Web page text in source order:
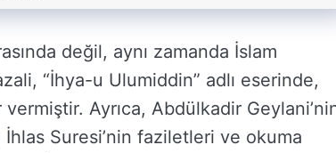
değil, aynı zamanda İslam
“İhya-u Ulumiddin” adlı eserinde,
Ayrıca, Abdülkadir
Suresi’nin faziletleri ve okuma